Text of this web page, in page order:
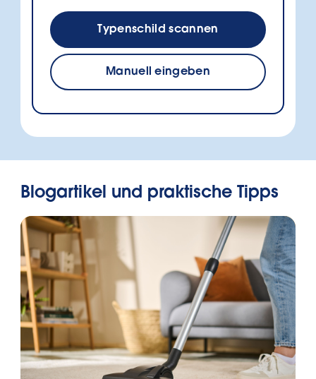
Typenschild scannen
Manuell eingeben
Blogartikel und praktische Tipps